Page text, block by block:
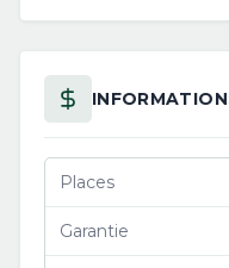
Places
Garantie